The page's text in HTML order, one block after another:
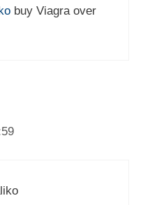
buy Viagra over